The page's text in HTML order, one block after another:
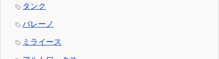
タンク
バレーノ
ミライース